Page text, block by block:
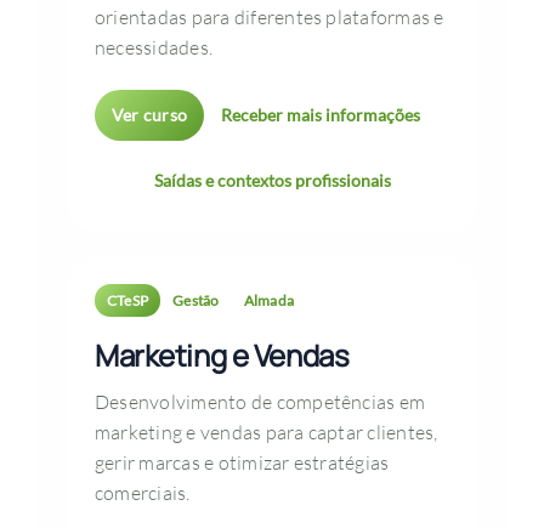
orientadas para diferentes plataformas e
necessidades.
Ver curso Receber mais informações
Saídas e contextos profissionais
CTeSP Gestão Almada
Marketing e Vendas
Desenvolvimento de competências em
marketing e vendas para captar clientes,
gerir marcas e otimizar estratégias
comerciais.